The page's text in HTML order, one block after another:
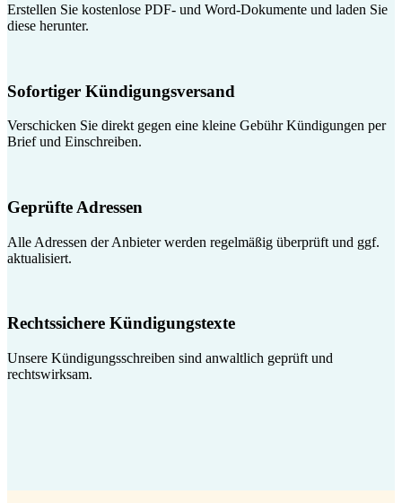
Erstellen Sie kostenlose PDF- und Word-Dokumente und laden Sie
diese herunter.
Sofortiger Kündigungsversand
Verschicken Sie direkt gegen eine kleine Gebühr Kündigungen per
Brief und Einschreiben.
Geprüfte Adressen
Alle Adressen der Anbieter werden regelmäßig überprüft und ggf.
aktualisiert.
Rechtssichere Kündigungstexte
Unsere Kündigungsschreiben sind anwaltlich geprüft und
rechtswirksam.